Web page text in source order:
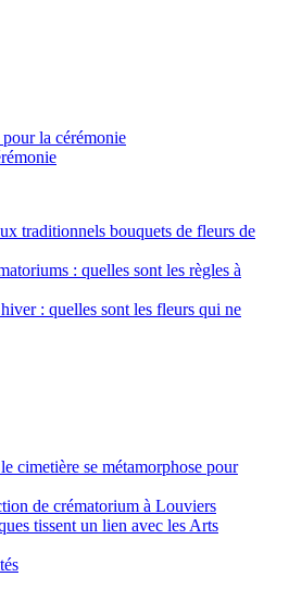
la cérémonie
traditionnels bouquets de fleurs de
: quelles sont les règles à
: quelles sont les fleurs qui ne
cimetière se métamorphose pour
de crématorium à Louviers
tissent un lien avec les Arts